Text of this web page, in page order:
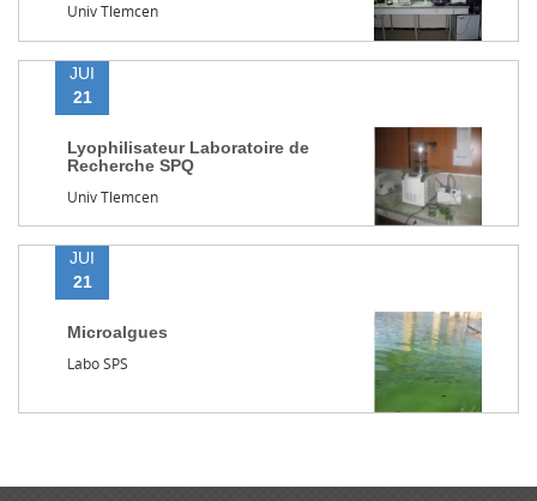
Univ Tlemcen
JUI
21
Lyophilisateur Laboratoire de
Recherche SPQ
Univ Tlemcen
JUI
21
Microalgues
Labo SPS